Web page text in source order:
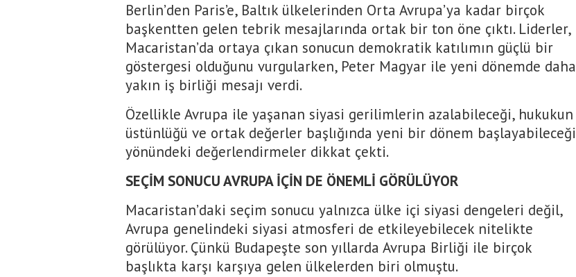
Berlin’den Paris’e, Baltık ülkelerinden Orta Avrupa’ya kadar birçok
başkentten gelen tebrik mesajlarında ortak bir ton öne çıktı. Liderler,
Macaristan’da ortaya çıkan sonucun demokratik katılımın güçlü bir
göstergesi olduğunu vurgularken, Peter Magyar ile yeni dönemde daha
yakın iş birliği mesajı verdi.
Özellikle Avrupa ile yaşanan siyasi gerilimlerin azalabileceği, hukukun
üstünlüğü ve ortak değerler başlığında yeni bir dönem başlayabileceği
yönündeki değerlendirmeler dikkat çekti.
SEÇİM SONUCU AVRUPA İÇİN DE ÖNEMLİ GÖRÜLÜYOR
Macaristan’daki seçim sonucu yalnızca ülke içi siyasi dengeleri değil,
Avrupa genelindeki siyasi atmosferi de etkileyebilecek nitelikte
görülüyor. Çünkü Budapeşte son yıllarda Avrupa Birliği ile birçok
başlıkta karşı karşıya gelen ülkelerden biri olmuştu.